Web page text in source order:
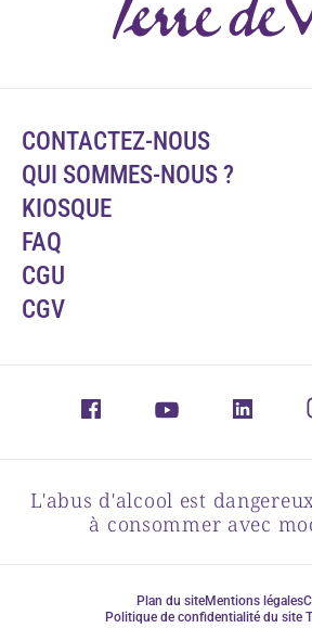
CONTACTEZ-NOUS
QUI SOMMES-NOUS ?
KIOSQUE
FAQ
CGU
CGV
L'abus d'alcool est
à consommer avec
Plan du siteMentions légales
Politique de confidentialité du site